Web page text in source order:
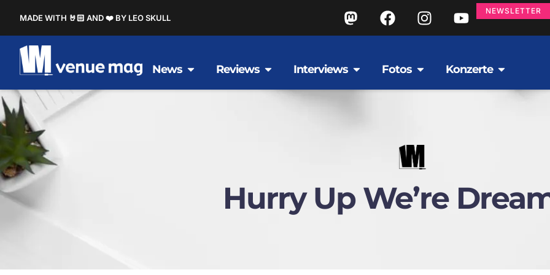
MADE WITH 🤘🏻 AND ❤️ BY LEO SKULL
NEWSLETTER
News Reviews Interviews Fotos Konzerte
Hurry Up We’re